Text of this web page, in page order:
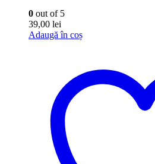
0 out of 5
39,00 lei
Adaugă în coș